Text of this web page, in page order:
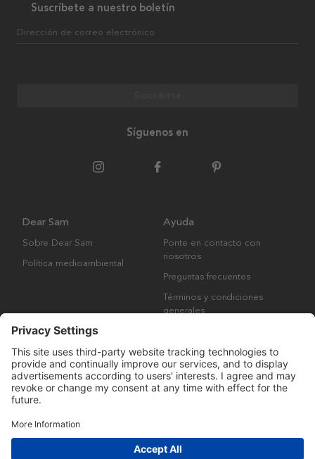
Suscríbete a nuestro boletín
Dirección de correo electrónico
Síguenos en
Dear Sam
Sobre Dear Sam
Política medioambiental
Ayuda
Ponte en contacto con
nosotros
Preguntas frecuentes
Términos y condiciones
generales
Derechos de autor © Many Brands AB 2023. Todos los derechos